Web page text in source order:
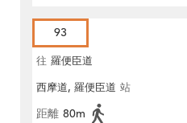
93
往 羅便臣道
西摩道, 羅便臣道 站
距離 80m